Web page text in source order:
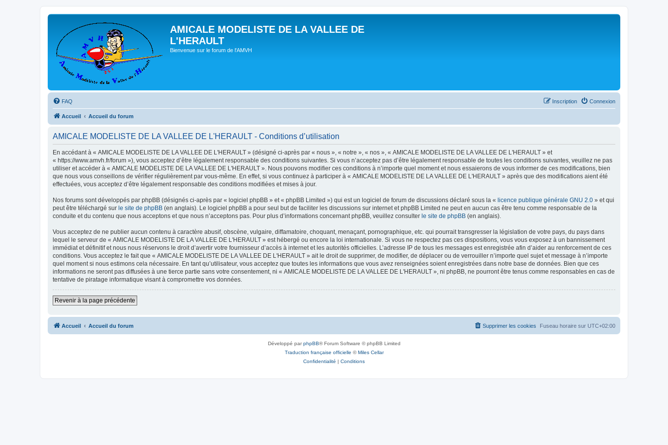
AMICALE MODELISTE DE LA VALLEE DE
L'HERAULT
Bienvenue sur le forum de l'AMVH
FAQ Connexion
Inscription
Accueil Accueil du forum
AMICALE MODELISTE DE LA VALLEE DE L'HERAULT - Conditions d’utilisation
En accédant à « AMICALE MODELISTE DE LA VALLEE DE L'HERAULT » (désigné ci-après par « nous », « notre », « nos », « AMICALE MODELISTE DE LA VALLEE DE L'HERAULT » et
« https://www.amvh.fr/forum »), vous acceptez d’être légalement responsable des conditions suivantes. Si vous n’acceptez pas d’être légalement responsable de toutes les conditions suivantes, veuillez ne pas
utiliser et accéder à « AMICALE MODELISTE DE LA VALLEE DE L'HERAULT ». Nous pouvons modifier ces conditions à n’importe quel moment et nous essaierons de vous informer de ces modifications, bien
que nous vous conseillons de vérifier régulièrement par vous-même. En effet, si vous continuez à participer à « AMICALE MODELISTE DE LA VALLEE DE L'HERAULT » après que des modifications aient été
effectuées, vous acceptez d’être légalement responsable des conditions modifiées et mises à jour.
Nos forums sont développés par phpBB (désignés ci-après par « logiciel phpBB » et « phpBB Limited ») qui est un logiciel de forum de discussions déclaré sous la « licence publique générale GNU 2.0 » et qui
peut être téléchargé sur le site de phpBB (en anglais). Le logiciel phpBB a pour seul but de faciliter les discussions sur internet et phpBB Limited ne peut en aucun cas être tenu comme responsable de la
conduite et du contenu que nous acceptons et que nous n’acceptons pas. Pour plus d’informations concernant phpBB, veuillez consulter le site de phpBB (en anglais).
Vous acceptez de ne publier aucun contenu à caractère abusif, obscène, vulgaire, diffamatoire, choquant, menaçant, pornographique, etc. qui pourrait transgresser la législation de votre pays, du pays dans
lequel le serveur de « AMICALE MODELISTE DE LA VALLEE DE L'HERAULT » est hébergé ou encore la loi internationale. Si vous ne respectez pas ces dispositions, vous vous exposez à un bannissement
immédiat et définitif et nous nous réservons le droit d’avertir votre fournisseur d’accès à internet et les autorités officielles. L’adresse IP de tous les messages est enregistrée afin d’aider au renforcement de ces
conditions. Vous acceptez le fait que « AMICALE MODELISTE DE LA VALLEE DE L'HERAULT » ait le droit de supprimer, de modifier, de déplacer ou de verrouiller n’importe quel sujet et message à n’importe
quel moment si nous estimons cela nécessaire. En tant qu’utilisateur, vous acceptez que toutes les informations que vous avez renseignées soient enregistrées dans notre base de données. Bien que ces
informations ne seront pas diffusées à une tierce partie sans votre consentement, ni « AMICALE MODELISTE DE LA VALLEE DE L'HERAULT », ni phpBB, ne pourront être tenus comme responsables en cas de
tentative de piratage informatique visant à compromettre vos données.
Revenir à la page précédente
Accueil Accueil du forum Fuseau horaire sur UTC+02:00
Supprimer les cookies
Développé parphpBB® Forum Software © phpBB Limited
Traduction française officielle ©Miles Cellar
Confidentialité | Conditions